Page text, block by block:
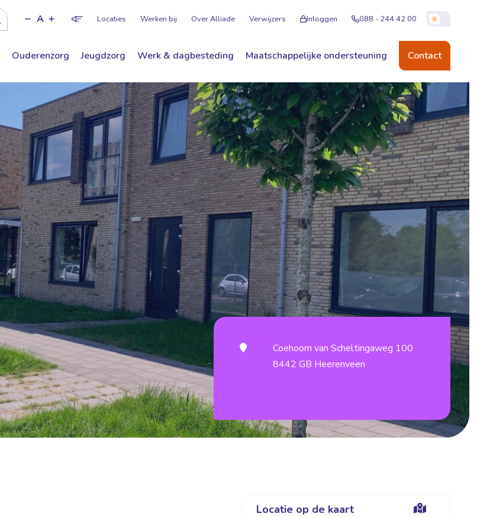
A Locaties Werken bij Over Alliade Verwijzers Inloggen 088 - 244 42 00
Ouderenzorg Jeugdzorg Werk & dagbesteding Maatschappelijke ondersteuning Contact
Coehoorn van Scheltingaweg 100
8442 GB Heerenveen
Locatie op de kaart